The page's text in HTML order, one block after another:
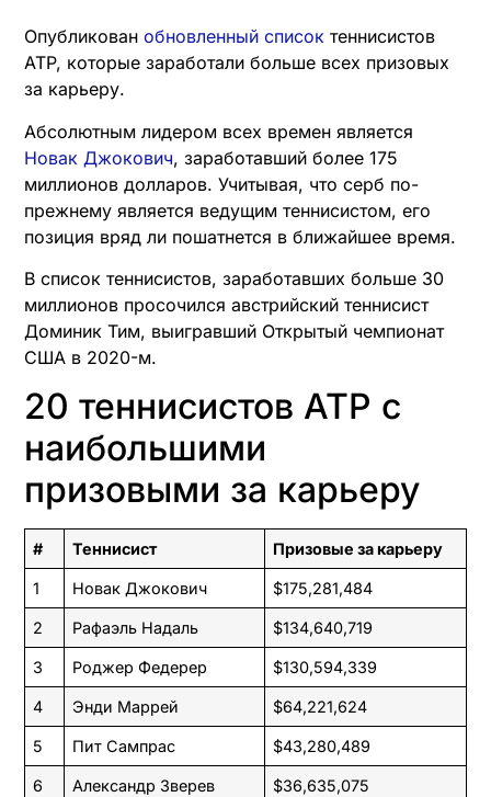
Опубликован обновленный список теннисистов
ATP, которые заработали больше всех призовых
за карьеру.
Абсолютным лидером всех времен является
Новак Джокович, заработавший более 175
миллионов долларов. Учитывая, что серб по-
прежнему является ведущим теннисистом, его
позиция вряд ли пошатнется в ближайшее время.
В список теннисистов, заработавших больше 30
миллионов просочился австрийский теннисист
Доминик Тим, выигравший Открытый чемпионат
США в 2020-м.
20 теннисистов ATP c
наибольшими
призовыми за карьеру
# Теннисист Призовые за карьеру
1 Новак Джокович $175,281,484
2 Рафаэль Надаль $134,640,719
3 Роджер Федерер $130,594,339
4 Энди Маррей $64,221,624
5 Пит Сампрас $43,280,489
6 Александр Зверев $36,635,075